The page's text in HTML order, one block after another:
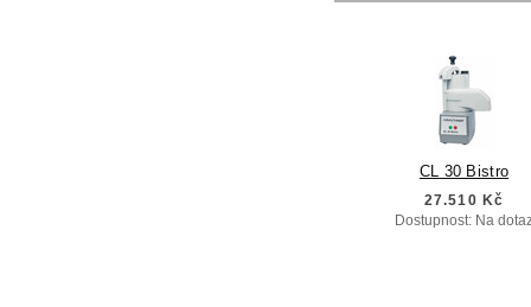
CL 30 Bistro
27.510 Kč
Dostupnost: Na